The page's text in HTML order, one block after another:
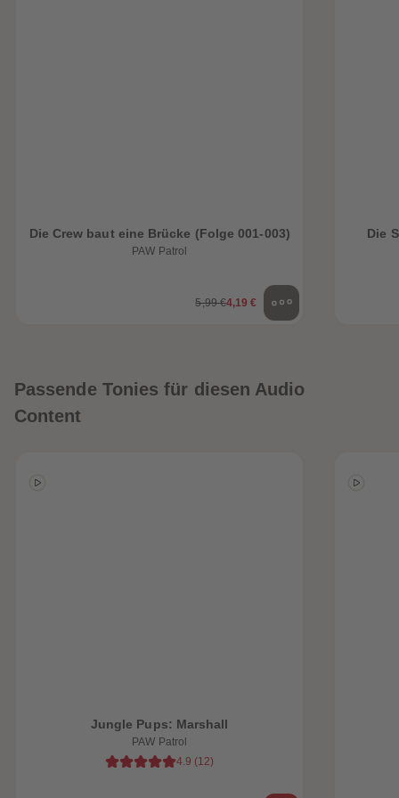
Die Crew baut eine Brücke (Folge 001-003)
PAW Patrol
5,99 €4,19 €
Die
Passende Tonies für diesen Audio
Content
Jungle Pups: Marshall
PAW Patrol
4.9 (12)